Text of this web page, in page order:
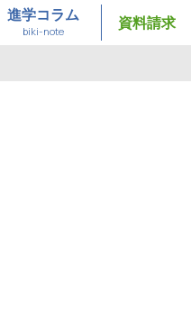
進学コラム
biki-note
資料請求